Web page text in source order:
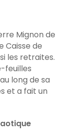
Mignon de
Caisse de
les retraites.
feuilles
long de sa
et a fait un